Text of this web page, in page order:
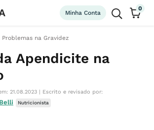
Minha Conta
0
Problemas na Gravidez
Apendicite na
21.08.2023 | Escrito e revisado por:
Nutricionista